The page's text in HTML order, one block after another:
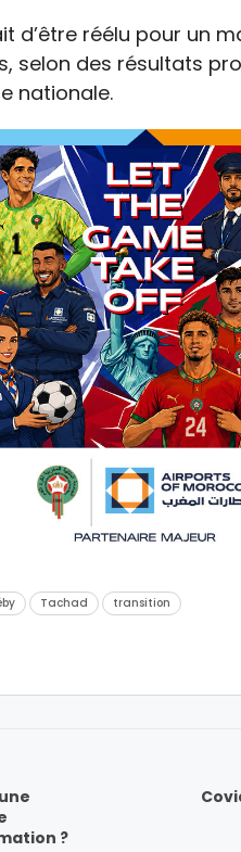
d’être réélu pour un
selon des résultats
nationale.
Tachad transition
?